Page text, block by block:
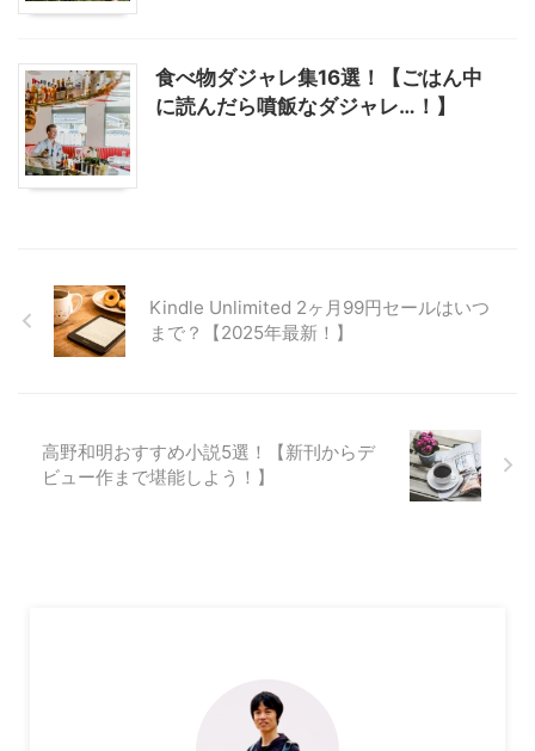
食べ物ダジャレ集16選！【ごはん中
に読んだら噴飯なダジャレ…！】
Kindle Unlimited 2ヶ月99円セールはいつ
まで？【2025年最新！】
高野和明おすすめ小説5選！【新刊からデ
ビュー作まで堪能しよう！】